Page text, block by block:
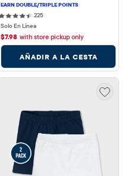
225225 reviews
Solo En Línea
$7.98 with store pickup only
AÑADIR A LA CESTA